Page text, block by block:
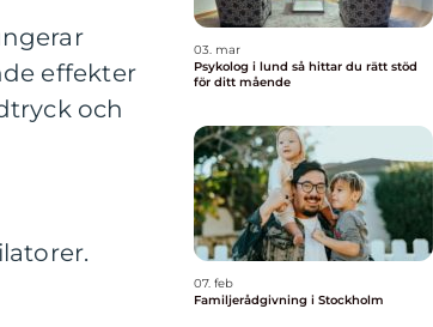
effekter
och
03. mar
Psykolog i lund så hittar du rätt stöd
för ditt mående
07. feb
Familjerådgivning i Stockholm